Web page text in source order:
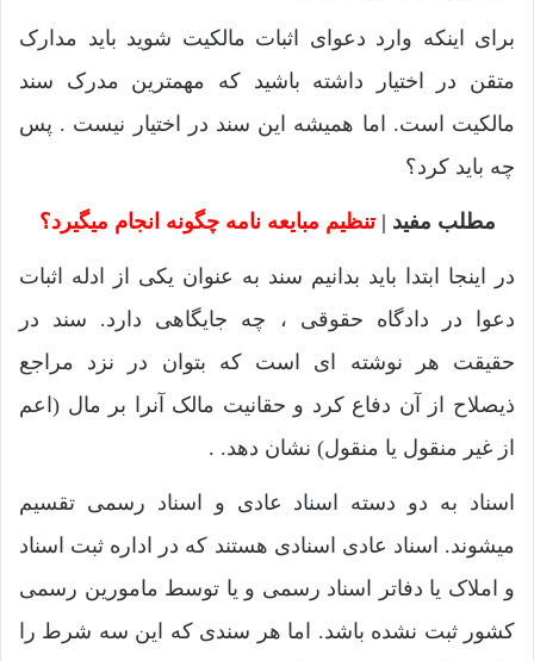
برای اینکه وارد دعوای اثبات مالکیت شوید باید مدارک
متقن در اختیار داشته باشید که مهمترین مدرک سند
مالکیت است. اما همیشه این سند در اختیار نیست . پس
چه باید کرد؟
مطلب مفید |تنظیم مبایعه نامه چگونه انجام میگیرد؟
در اینجا ابتدا باید بدانیم سند به عنوان یکی از ادله اثبات
دعوا در دادگاه حقوقی ، چه جایگاهی دارد. سند در
حقیقت هر نوشته ای است که بتوان در نزد مراجع
ذیصلاح از آن دفاع کرد و حقانیت مالک آنرا بر مال (اعم
از غیر منقول یا منقول) نشان دهد. .
اسناد به دو دسته اسناد عادی و اسناد رسمی تقسیم
میشوند. اسناد عادی اسنادی هستند که در اداره ثبت اسناد
و املاک یا دفاتر اسناد رسمی و یا توسط مامورین رسمی
کشور ثبت نشده باشد. اما هر سندی که این سه شرط را